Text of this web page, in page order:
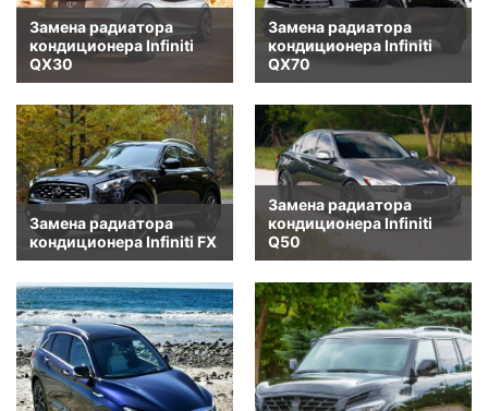
Замена радиатора
кондиционера Infiniti
QX30
Замена радиатора
кондиционера Infiniti
QX70
Замена радиатора
кондиционера Infiniti FX
Замена радиатора
кондиционера Infiniti
Q50